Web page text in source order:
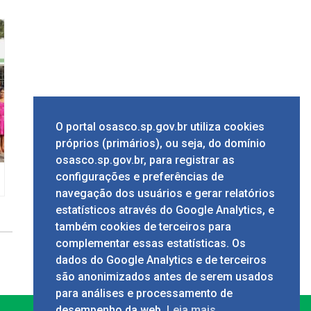
O portal osasco.sp.gov.br utiliza cookies
próprios (primários), ou seja, do domínio
osasco.sp.gov.br, para registrar as
configurações e preferências de
navegação dos usuários e gerar relatórios
estatísticos através do Google Analytics, e
também cookies de terceiros para
complementar essas estatísticas. Os
dados do Google Analytics e de terceiros
são anonimizados antes de serem usados
para análises e processamento de